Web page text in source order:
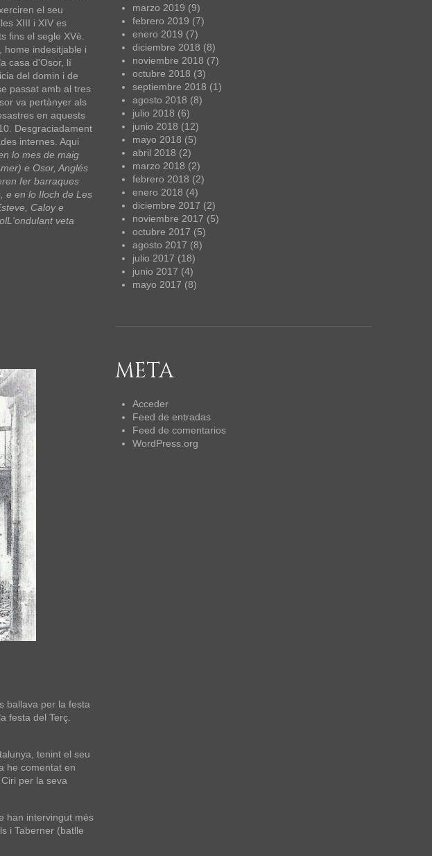
el seu
XIII i XIV es
fins el segle XVè.
home indesitjable i
casa d'Osor, lí
del domin i de
passat amb al tres
va pertànyer als
en aquests
Desgraciadament
internes. Aqui
lo mes de maig
e Osor, Anglés
fer barraques
e en lo Iloch de Les
Caloy e
veta
ballava per la festa
festa del Terç.
tenint el seu
he comentat en
per la seva
han intervingut més
i Taberner (batlle
marzo 2019 (9)
febrero 2019 (7)
enero 2019 (7)
diciembre 2018 (8)
noviembre 2018 (7)
octubre 2018 (3)
septiembre 2018 (1)
agosto 2018 (8)
julio 2018 (6)
junio 2018 (12)
mayo 2018 (5)
abril 2018 (2)
marzo 2018 (2)
febrero 2018 (2)
enero 2018 (4)
diciembre 2017 (2)
noviembre 2017 (5)
octubre 2017 (5)
agosto 2017 (8)
julio 2017 (18)
junio 2017 (4)
mayo 2017 (8)
META
Acceder
Feed de entradas
Feed de comentarios
WordPress.org